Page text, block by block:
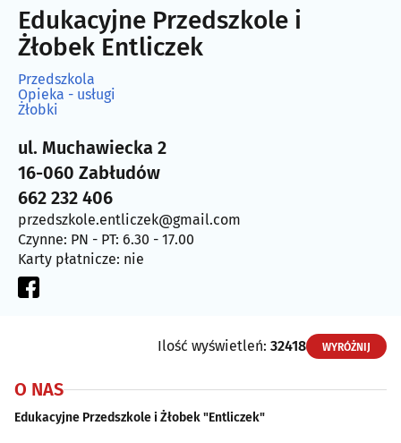
Edukacyjne Przedszkole i
Żłobek Entliczek
Przedszkola
Opieka - usługi
Żłobki
ul. Muchawiecka 2
16-060 Zabłudów
662 232 406
przedszkole.entliczek@gmail.com
Czynne: PN - PT: 6.30 - 17.00
Karty płatnicze: nie
Ilość wyświetleń: 32418 WYRÓŻNIJ
O NAS
Edukacyjne Przedszkole i Żłobek "Entliczek"